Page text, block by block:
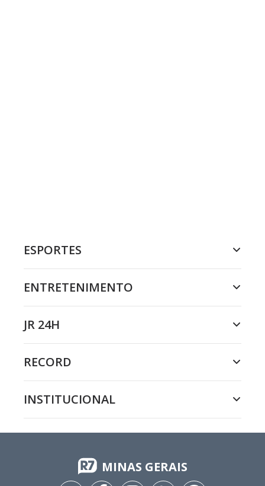
ESPORTES
ENTRETENIMENTO
JR 24H
RECORD
INSTITUCIONAL
MINAS GERAIS